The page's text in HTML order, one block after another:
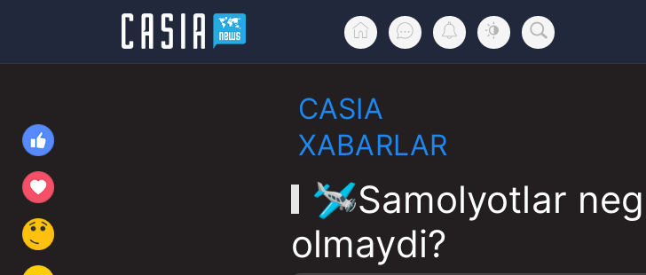
CASIA
XABARLAR
🛩Samolyotlar
olmaydi?